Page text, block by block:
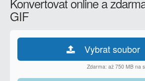
GIF
Vybrat soubor
Zdarma: až 750 MB na